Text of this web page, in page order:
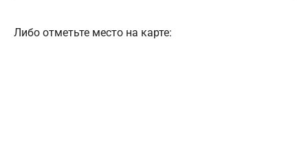
Либо отметьте место на карте: